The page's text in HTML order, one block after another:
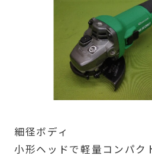
細径ボディ
小形ヘッドで軽量コンパク